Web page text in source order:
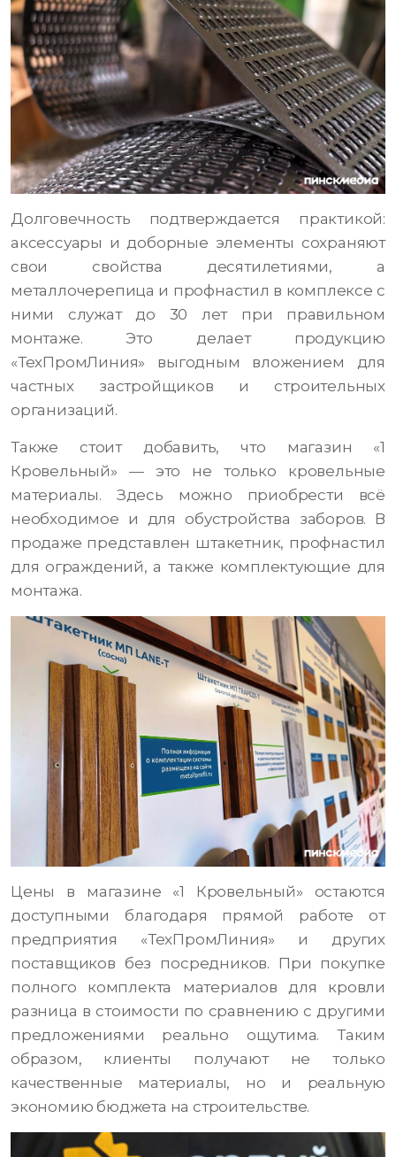
Долговечность подтверждается практикой:
аксессуары и доборные элементы сохраняют
свои свойства десятилетиями, а
металлочерепица и профнастил в комплексе с
ними служат до 30 лет при правильном
монтаже. Это делает продукцию
«ТехПромЛиния» выгодным вложением для
частных застройщиков и строительных
организаций.
Также стоит добавить, что магазин «1
Кровельный» — это не только кровельные
материалы. Здесь можно приобрести всё
необходимое и для обустройства заборов. В
продаже представлен штакетник, профнастил
для ограждений, а также комплектующие для
монтажа.
Цены в магазине «1 Кровельный» остаются
доступными благодаря прямой работе от
предприятия «ТехПромЛиния» и других
поставщиков без посредников. При покупке
полного комплекта материалов для кровли
разница в стоимости по сравнению с другими
предложениями реально ощутима. Таким
образом, клиенты получают не только
качественные материалы, но и реальную
экономию бюджета на строительстве.